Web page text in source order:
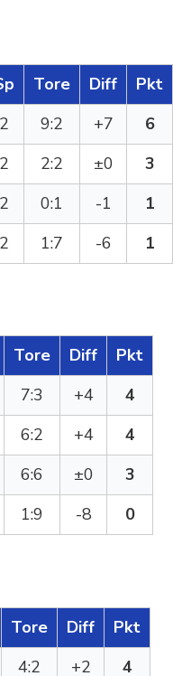
Tore Diff
Pkt
2 9:2 +7
6
2 2:2 ±0
3
2 0:1 -1
1
2 1:7 -6 1
Tore Diff
Pkt
7:3 +4
4
6:2 +4
4
6:6 ±0
3
1:9 -8 0
Tore Diff
Pkt
4:2 +2 4